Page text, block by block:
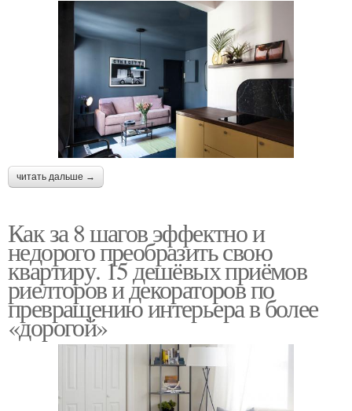
читать дальше →
Как за 8 шагов эффектно и
недорого преобразить свою
квартиру. 15 дешёвых приёмов
риелторов и декораторов по
превращению интерьера в более
«дорогой»